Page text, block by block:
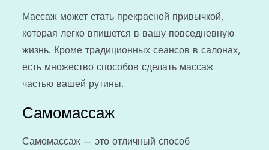
Массаж может стать прекрасной привычкой,
которая легко впишется в вашу повседневную
жизнь. Кроме традиционных сеансов в салонах,
есть множество способов сделать массаж
частью вашей рутины.
Самомассаж
Самомассаж — это отличный способ